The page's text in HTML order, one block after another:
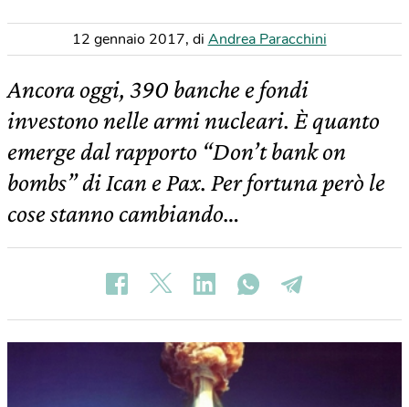
12 gennaio 2017, di Andrea Paracchini
Ancora oggi, 390 banche e fondi
investono nelle armi nucleari. È quanto
emerge dal rapporto “Don’t bank on
bombs” di Ican e Pax. Per fortuna però le
cose stanno cambiando…